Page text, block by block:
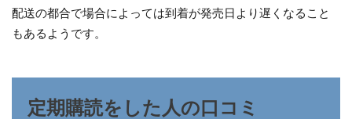
配送の都合で場合によっては到着が発売日より遅くなること
もあるようです。
定期購読をした人の口コミ